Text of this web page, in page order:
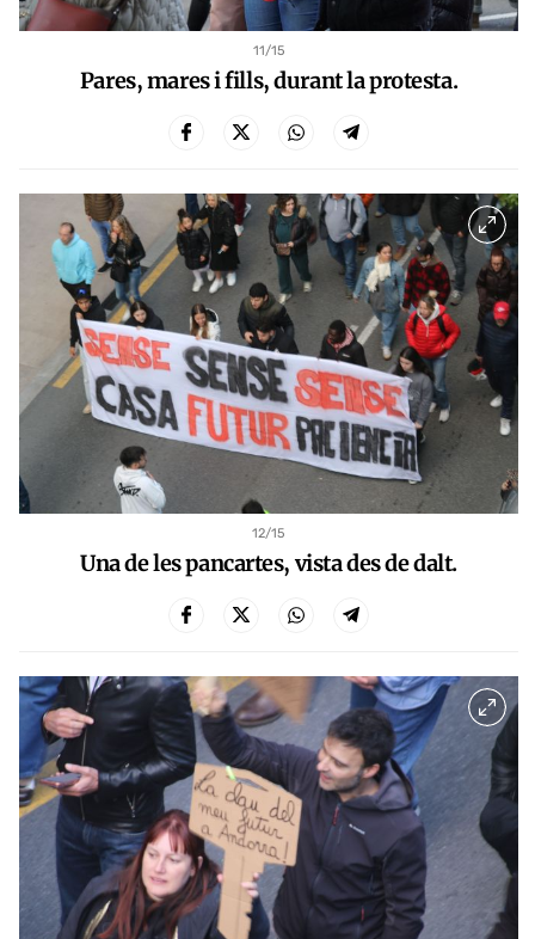
11/15
Pares, mares i fills, durant la protesta.
12/15
Una de les pancartes, vista des de dalt.